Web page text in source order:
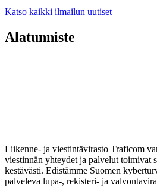
Katso kaikki ilmailun uutiset
Alatunniste
Liikenne- ja viestintävirasto Traficom
viestinnän yhteydet ja palvelut toimivat
kestävästi. Edistämme Suomen
palveleva lupa-, rekisteri- ja